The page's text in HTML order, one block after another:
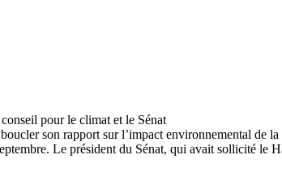
son rapport sur l’impact environnemental de
Le président du Sénat, qui avait sollicité le